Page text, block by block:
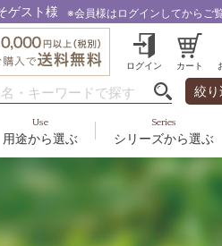
ゲスト様 ※会員様はログインしてからご
ログイン カート
絞
むくみ・引締め・冷え
・頭皮
グッズ・その他
Use
用途から選ぶ
Series
シリーズから選ぶ